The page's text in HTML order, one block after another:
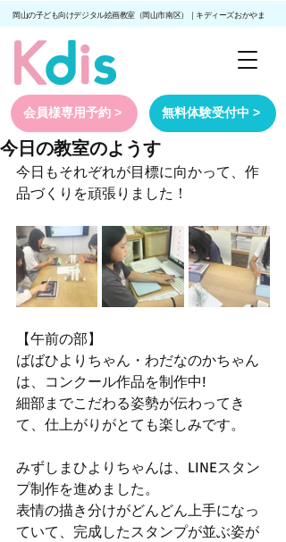
岡山の子ども向けデジタル絵画教室（岡山市南区）｜キディーズおかやま
会員様専用予約 > 無料体験受付中 >
今日の教室のようす
今日もそれぞれが目標に向かって、作
品づくりを頑張りました！
【午前の部】
ばばひよりちゃん・わだなのかちゃん
は、コンクール作品を制作中!
細部までこだわる姿勢が伝わってき
て、仕上がりがとても楽しみです。
みずしまひよりちゃんは、LINEスタン
プ制作を進めました。
表情の描き分けがどんどん上手になっ
ていて、完成したスタンプが並ぶ姿が